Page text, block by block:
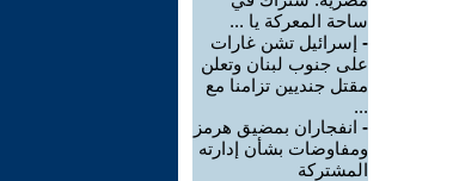
ساحة المعركة يا ...
- إسرائيل تشن غارات
على جنوب لبنان وتعلن
مقتل جنديين تزامنا مع
...
- انفجاران بمضيق هرمز
ومفاوضات بشأن إدارته
المشتركة